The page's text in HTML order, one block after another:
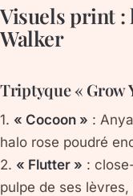
Visuels print :
Walker
Triptyque « Grow
1. « Cocoon » :
halo rose poudré
2. « Flutter » :
pulpe de ses